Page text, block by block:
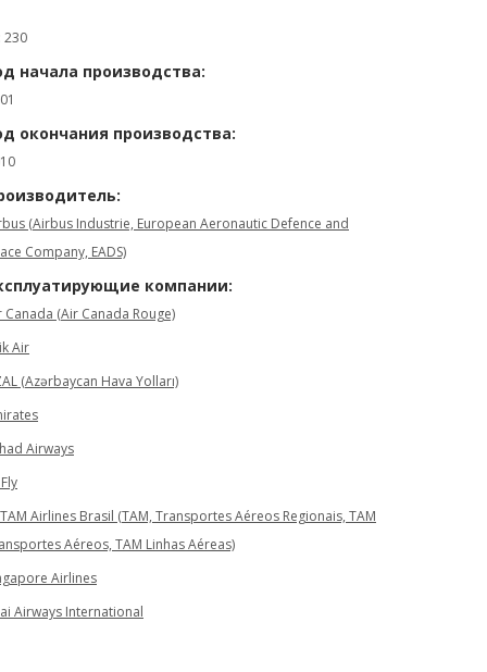
230
начала производства:
окончания производства:
(Airbus Industrie, European Aeronautic Defence and
Company, EADS)
компании:
Canada (Air Canada Rouge)
Air
(Azərbaycan Hava Yolları)
Airways
Airlines Brasil (TAM, Transportes Aéreos Regionais, TAM
Aéreos, TAM Linhas Aéreas)
Airlines
Airways International